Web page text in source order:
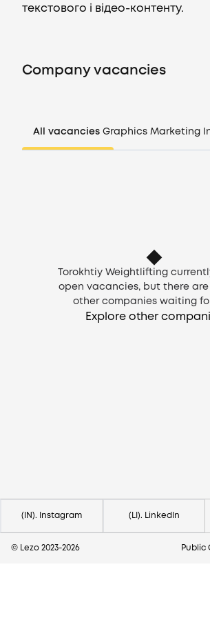
Companies
текстового і відео-контенту.
Company vacancies
All vacancies Graphics Marketing
Torokhtiy Weightlifting
open vacancies, but there are
other companies waiting
Explore other
(IN). Instagram (LI). LinkedIn
© Lezo 2023-2026 Public